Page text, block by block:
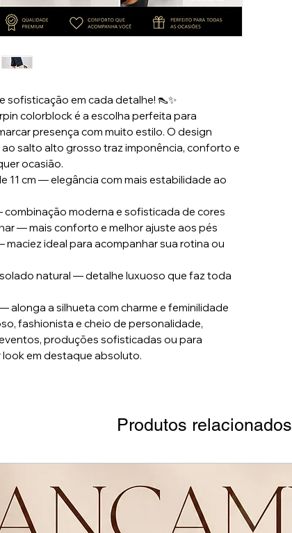
sofisticação em cada detalhe! 👠✨
colorblock é a escolha perfeita para
presença com muito estilo. O design
salto alto grosso traz imponência, conforto e
ocasião.
11 cm — elegância com mais estabilidade ao
moderna e sofisticada de cores
— mais conforto e melhor ajuste aos pés
ideal para acompanhar sua rotina ou
natural — detalhe luxuoso que faz toda
alonga a silhueta com charme e feminilidade
fashionista e cheio de personalidade,
produções sofisticadas ou para
em destaque absoluto.
Produtos relacionados